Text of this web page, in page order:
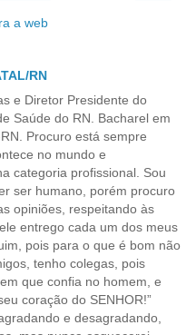
a web
RN
e Diretor Presidente do
Saúde do RN. Bacharel em
Procuro está sempre
no mundo e
categoria profissional. Sou
ser humano, porém procuro
opiniões, respeitando às
entrego cada um dos meus
pois para o que é bom não
tenho colegas, pois
que confia no homem, e
coração do SENHOR!”
e desagradando,